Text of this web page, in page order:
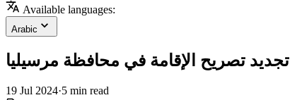
Available languages:
Arabic
تجديد تصريح الإقامة في محافظة مرسيليا
19 Jul 2024·5 min read